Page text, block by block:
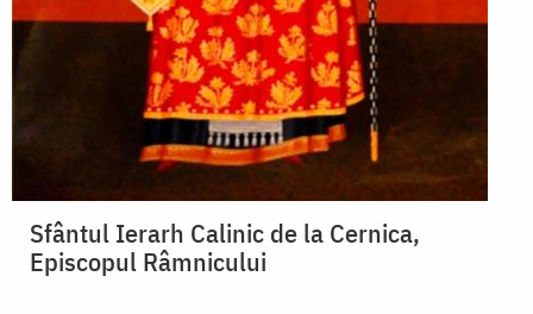
Sfântul Ierarh Calinic de la Cernica,
Episcopul Râmnicului